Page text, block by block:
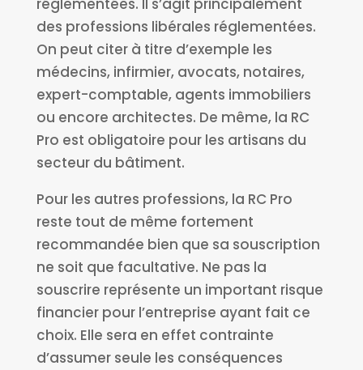
réglementées. Il s’agit principalement
des professions libérales réglementées.
On peut citer à titre d’exemple les
médecins, infirmier, avocats, notaires,
expert-comptable, agents immobiliers
ou encore architectes. De même, la RC
Pro est obligatoire pour les artisans du
secteur du bâtiment.
Pour les autres professions, la RC Pro
reste tout de même fortement
recommandée bien que sa souscription
ne soit que facultative. Ne pas la
souscrire représente un important risque
financier pour l’entreprise ayant fait ce
choix. Elle sera en effet contrainte
d’assumer seule les conséquences